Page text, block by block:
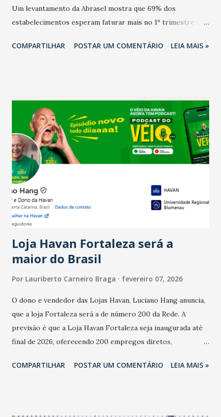
Um levantamento da Abrasel mostra que 69% dos
estabelecimentos esperam faturar mais no 1º trimestre de
relação ao último trimestre deste ano, 56% também
confraternizações de fim de ano e pelo pagamento do 13º
Salário para um número maior de trabalhadores, já que o
país tem a menor taxa de desemprego dos anos recentes.
Ainda segundo a Pesquisa, em novembro de 2025, 40% dos
bares e restaurantes operaram com lucro e outros 40%
registraram equilíbrio financeiro. Já o percentual de
estabelecimentos no prejuízo ficou em 19%, pouco abaixo
do observado no mês anterior. Outros 1% não existiam em
novembro. Em relação a outubro, o faturamento também
cresceu. De acordo com a pesquisa, 44% dos n...
COMPARTILHAR POSTAR UM COMENTÁRIO LEIA MAIS »
Loja Havan Fortaleza será a
maior do Brasil
Por Lauriberto Carneiro Braga fevereiro 07, 2026
O dono e vendedor das Lojas Havan, Luciano Hang anuncia,
que a loja Fortaleza será a de número 200 da Rede. A
previsão é que a Loja Havan Fortaleza seja inaugurada até
final de 2026, oferecendo 200 empregos diretos,
Havan Fortaleza ainda não foi anunciada oficialmente, mas
COMPARTILHAR POSTAR UM COMENTÁRIO LEIA MAIS »